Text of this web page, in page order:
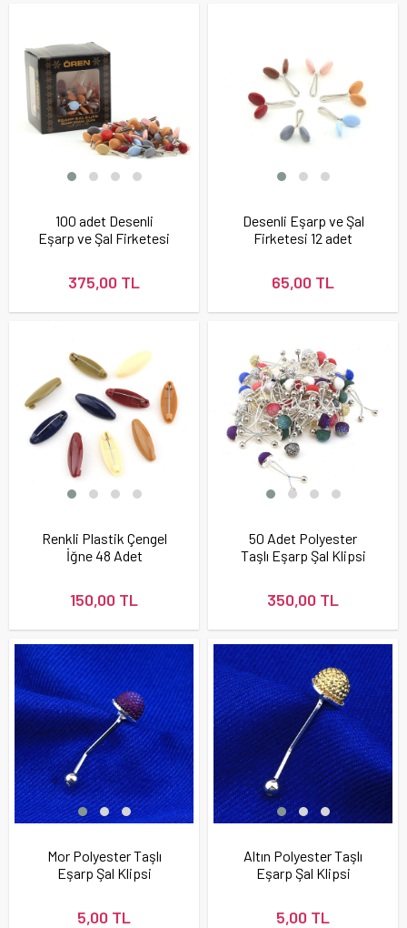
100 adet Desenli
Eşarp ve Şal Firketesi
375,00 TL
Desenli Eşarp ve Şal
Firketesi 12 adet
65,00 TL
Renkli Plastik Çengel
İğne 48 Adet
150,00 TL
50 Adet Polyester
Taşlı Eşarp Şal Klipsi
350,00 TL
Mor Polyester Taşlı
Eşarp Şal Klipsi
5,00 TL
Altın Polyester Taşlı
Eşarp Şal Klipsi
5,00 TL